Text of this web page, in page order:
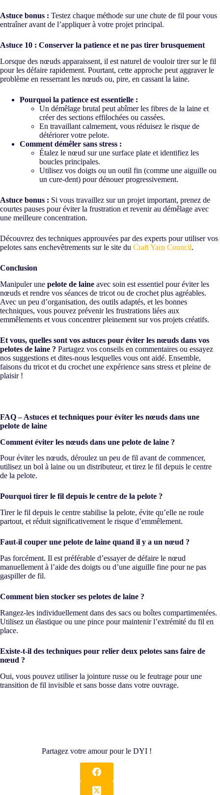
Astuce bonus : Testez chaque méthode sur une chute de fil pour vous
entraîner avant de l’appliquer à votre projet principal.
Astuce 10 : Conserver la patience et ne pas tirer brusquement
Lorsque des nœuds apparaissent, il est naturel de vouloir tirer sur le fil
pour les défaire rapidement. Pourtant, cette approche peut aggraver le
problème en resserrant les nœuds ou, pire, en cassant la laine.
Pourquoi la patience est essentielle :
Un démêlage brutal peut abîmer les fibres de la laine et
créer des sections effilochées ou cassées.
En travaillant calmement, vous réduisez le risque de
détériorer votre pelote.
Comment démêler sans stress :
Étalez le nœud sur une surface plate et identifiez les
boucles principales.
Utilisez vos doigts ou un outil fin (comme une aiguille ou
un cure-dent) pour dénouer progressivement.
Astuce bonus : Si vous travaillez sur un projet important, prenez de
courtes pauses pour éviter la frustration et revenir au démêlage avec
une meilleure concentration.
Découvrez des techniques approuvées par des experts pour utiliser vos
pelotes sans enchevêtrements sur le site du Craft Yarn Council.
Conclusion
Manipuler une pelote de laine avec soin est essentiel pour éviter les
nœuds et rendre vos séances de tricot ou de crochet plus agréables.
Avec un peu d’organisation, des outils adaptés, et les bonnes
techniques, vous pouvez prévenir les frustrations liées aux
emmêlements et vous concentrer pleinement sur vos projets créatifs.
Et vous, quelles sont vos astuces pour éviter les nœuds dans vos
pelotes de laine ? Partagez vos conseils en commentaires ou essayez
nos suggestions et dites-nous lesquelles vous ont aidé. Ensemble,
faisons du tricot et du crochet une expérience sans stress et pleine de
plaisir !
FAQ – Astuces et techniques pour éviter les nœuds dans une
pelote de laine
Comment éviter les nœuds dans une pelote de laine ?
Pour éviter les nœuds, déroulez un peu de fil avant de commencer,
utilisez un bol à laine ou un distributeur, et tirez le fil depuis le centre
de la pelote.
Pourquoi tirer le fil depuis le centre de la pelote ?
Tirer le fil depuis le centre stabilise la pelote, évite qu’elle ne roule
partout, et réduit significativement le risque d’emmêlement.
Faut-il couper une pelote de laine quand il y a un nœud ?
Pas forcément. Il est préférable d’essayer de défaire le nœud
manuellement à l’aide des doigts ou d’une aiguille fine pour ne pas
gaspiller de fil.
Comment bien stocker ses pelotes de laine ?
Rangez-les individuellement dans des sacs ou boîtes compartimentées.
Utilisez un élastique ou une pince pour maintenir l’extrémité du fil en
place.
Existe-t-il des techniques pour relier deux pelotes sans faire de
nœud ?
Oui, vous pouvez utiliser la jointure russe ou le feutrage pour une
transition de fil invisible et sans bosse dans votre ouvrage.
Partagez votre amour pour le DYI !